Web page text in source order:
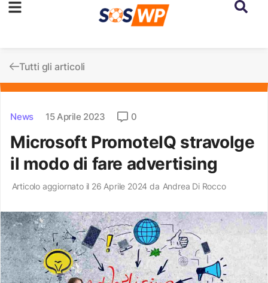
Tutti gli articoli
News 15 Aprile 2023 0
Microsoft PromoteIQ stravolge
il modo di fare advertising
Articolo aggiornato il 26 Aprile 2024 da Andrea Di Rocco